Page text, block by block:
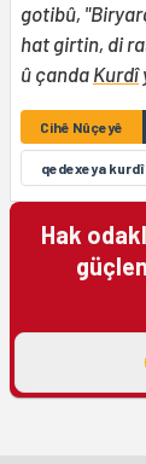
gotibû,
hat girtin, di
û çanda Kurdî
Cihê Nûçeyê
qedexeya kurdî
Hak